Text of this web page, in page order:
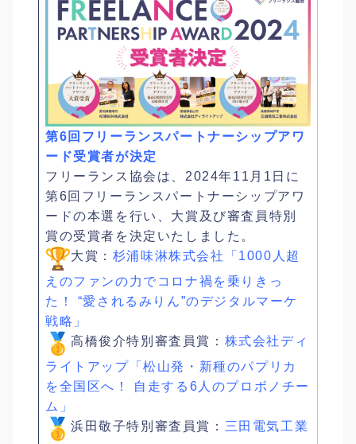
第6回フリーランスパートナーシップアワ
ード受賞者が決定
フリーランス協会は、2024年11月1日に
第6回フリーランスパートナーシップアワ
ードの本選を行い、大賞及び審査員特別
賞の受賞者を決定いたしました。
大賞： 杉浦味淋株式会社「1000人超
えのファンの力でコロナ禍を乗りきっ
た！ “愛されるみりん”のデジタルマーケ
戦略」
高橋俊介特別審査員賞： 株式会社ディ
ライトアップ「松山発・新種のパプリカ
を全国区へ！ 自走する6人のプロボノチー
ム」
浜田敬子特別審査員賞： 三田電気工業